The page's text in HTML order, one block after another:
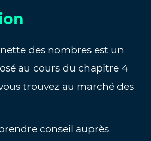
des nombres est un
au cours du chapitre 4
trouvez au marché des
conseil auprès